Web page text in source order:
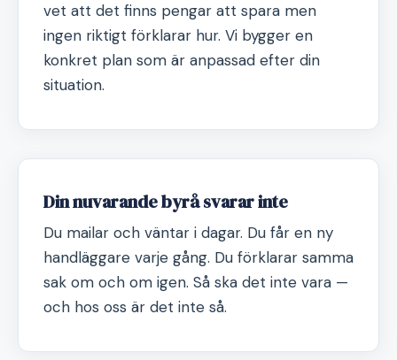
vet att det finns pengar att spara men
ingen riktigt förklarar hur. Vi bygger en
konkret plan som är anpassad efter din
situation.
Din nuvarande byrå svarar inte
Du mailar och väntar i dagar. Du får en ny
handläggare varje gång. Du förklarar samma
sak om och om igen. Så ska det inte vara —
och hos oss är det inte så.